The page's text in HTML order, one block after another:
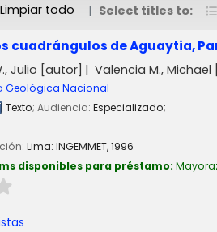
Limpiar todo Select titles to:
cuadrángulos de Aguaytia,
Julio [autor] Valencia M., Michael
Geológica Nacional
Texto; Audiencia: Especializado;
Lima: INGEMMET,1996
disponibles para préstamo: